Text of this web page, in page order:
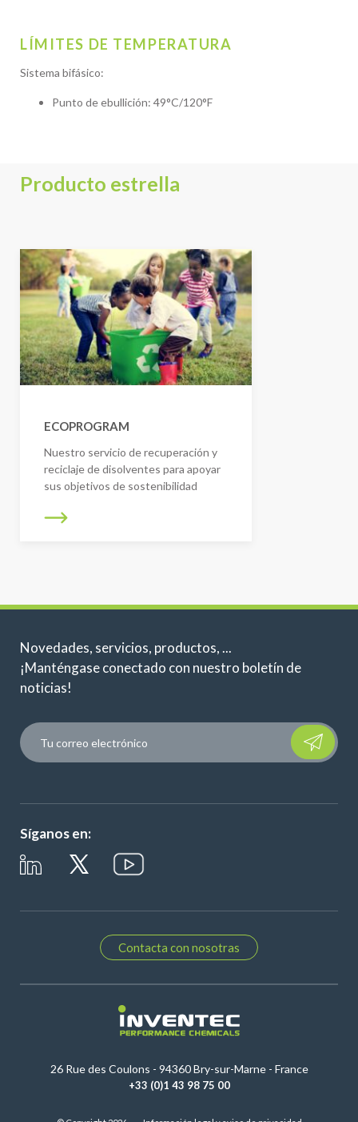
LÍMITES DE TEMPERATURA
Sistema bifásico:
Punto de ebullición: 49°C/120°F
Producto estrella
ECOPROGRAM
Nuestro servicio de recuperación y
reciclaje de disolventes para apoyar
sus objetivos de sostenibilidad
Novedades, servicios, productos, ...
¡Manténgase conectado con nuestro boletín de
noticias!
Please
Síganos en:
Contacta con nosotras
26 Rue des Coulons - 94360 Bry-sur-Marne - France
+33 (0)1 43 98 75 00